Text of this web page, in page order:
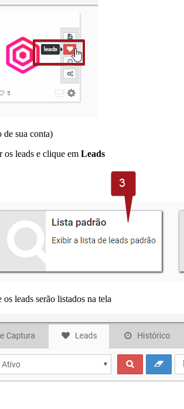
de sua conta)
leads e clique em Leads
leads serão listados na tela